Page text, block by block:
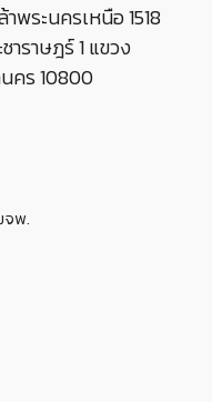
พระนครเหนือ 1518
าราษฎร์ 1 แขวง
คร 10800
จพ.